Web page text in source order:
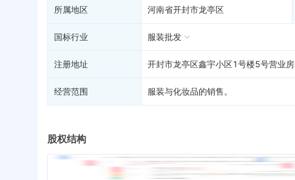
所属地区 河南省开封市龙亭区
国标行业 服装批发
注册地址 开封市龙亭区鑫宇小区1号楼5号营业房
经营范围 服装与化妆品的销售。
股权结构